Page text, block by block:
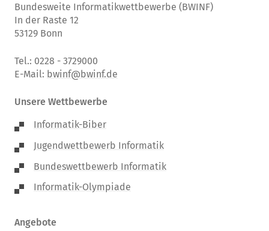
Bundesweite Informatikwettbewerbe (BWINF)
In der Raste 12
53129 Bonn
Tel.: 0228 - 3729000
E-Mail: bwinf@bwinf.de
Unsere Wettbewerbe
Informatik-Biber
Jugendwettbewerb Informatik
Bundeswettbewerb Informatik
Informatik-Olympiade
Angebote